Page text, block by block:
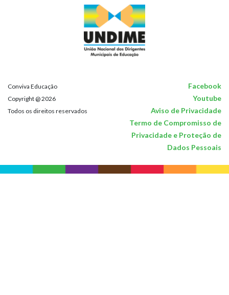
Conviva Educação Facebook
Copyright @ 2026 Youtube
Todos os direitos reservados
Aviso de Privacidade
Termo de Compromisso de
Privacidade e Proteção de
Dados Pessoais